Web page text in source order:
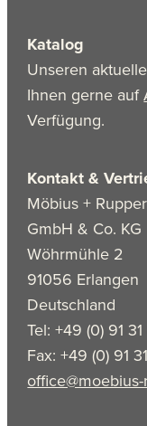
Katalog
Unseren
Ihnen gerne auf
Verfügung.
Kontakt &
Möbius +
GmbH & Co. KG
Wöhrmühle 2
91056 Erlangen
Deutschland
Tel: +49 (0) 91
Fax: +49 (0) 91